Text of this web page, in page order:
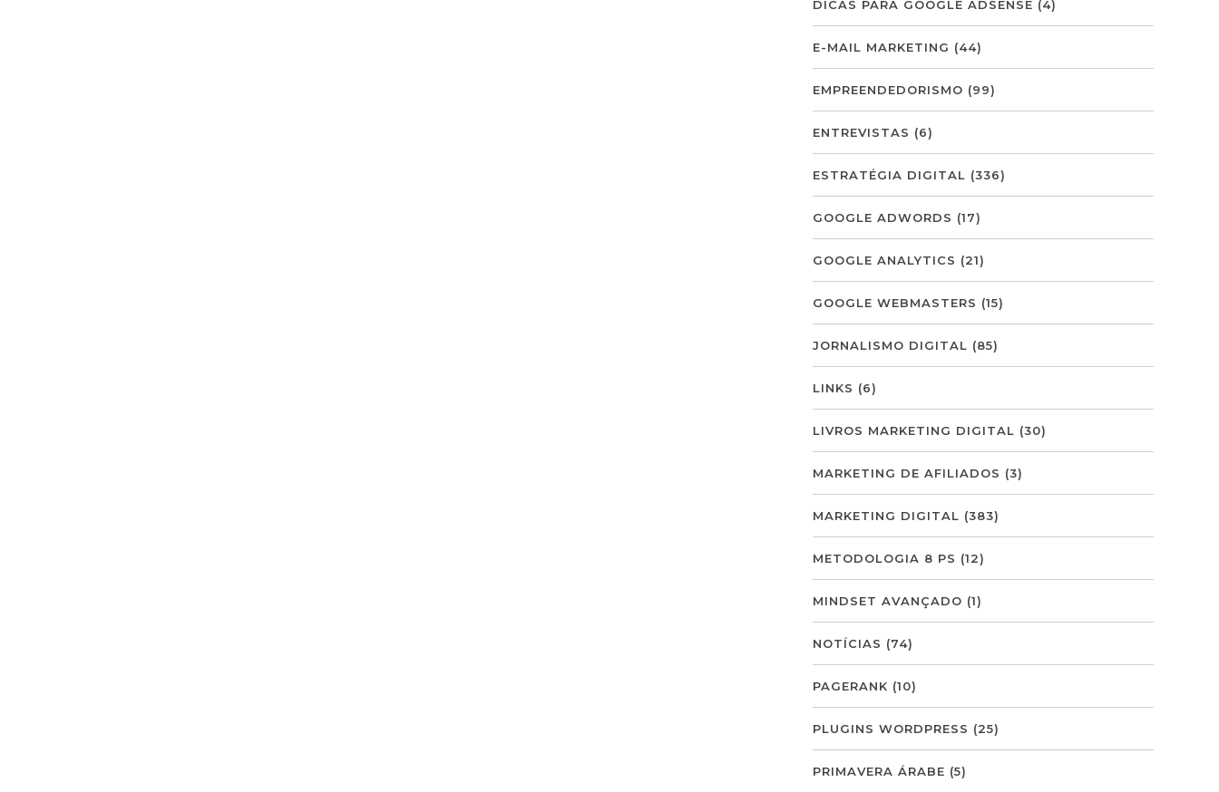
DICAS PARA GOOGLE ADSENSE (4)
E-MAIL MARKETING (44)
EMPREENDEDORISMO (99)
ENTREVISTAS (6)
ESTRATÉGIA DIGITAL (336)
GOOGLE ADWORDS (17)
GOOGLE ANALYTICS (21)
GOOGLE WEBMASTERS (15)
JORNALISMO DIGITAL (85)
LINKS (6)
LIVROS MARKETING DIGITAL (30)
MARKETING DE AFILIADOS (3)
MARKETING DIGITAL (383)
METODOLOGIA 8 PS (12)
MINDSET AVANÇADO (1)
NOTÍCIAS (74)
PAGERANK (10)
PLUGINS WORDPRESS (25)
PRIMAVERA ÁRABE (5)